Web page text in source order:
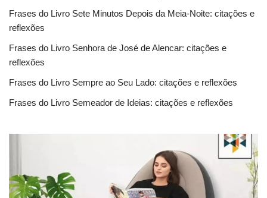
Frases do Livro Sete Minutos Depois da Meia-Noite: citações e
reflexões
Frases do Livro Senhora de José de Alencar: citações e
reflexões
Frases do Livro Sempre ao Seu Lado: citações e reflexões
Frases do Livro Semeador de Ideias: citações e reflexões